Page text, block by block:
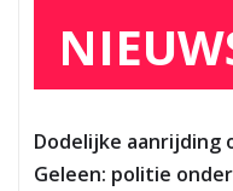
Dodelijke aanrijding
Geleen: politie